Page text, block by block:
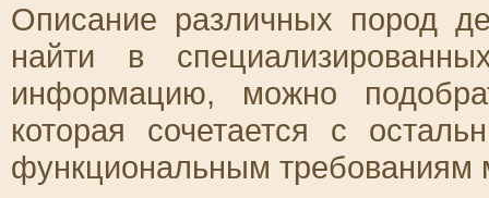
Описание различных пород
найти в
информацию, можно
которая сочетается с
функциональным требованиям